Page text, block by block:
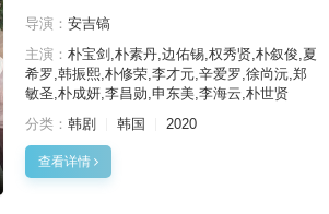
导演： 安吉镐
主演： 朴宝剑,朴素丹,边佑锡,权秀贤,朴叙俊,夏
希罗,韩振熙,朴修荣,李才元,辛爱罗,徐尚沅,郑
敏圣,朴成妍,李昌勋,申东美,李海云,朴世贤
分类： 韩剧 韩国 2020
查看详情